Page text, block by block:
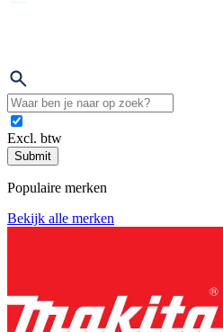
Excl. btw
Submit
Populaire merken
Bekijk alle merken